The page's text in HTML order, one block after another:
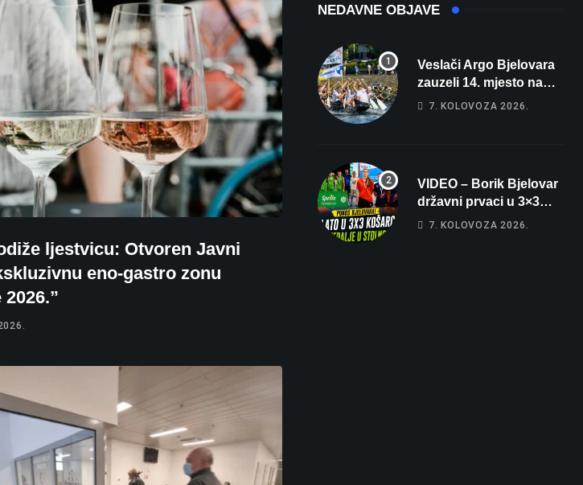
ljestvicu: Otvoren Javni
eno-gastro zonu
NEDAVNE OBJAVE
Veslači Argo Bjelovara
zauzeli 14. mjesto na
brzincu
7. KOLOVOZA 2026.
VIDEO – Borik Bjelovar
državni prvaci u 3×3
košarci, Klara Končar je
7. KOLOVOZA 2026.